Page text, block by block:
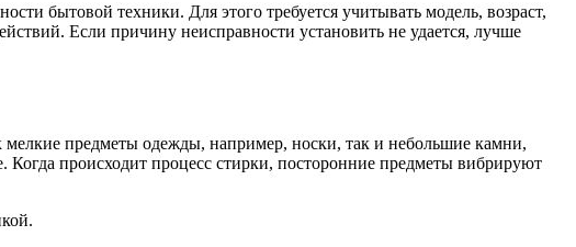
бытовой техники. Для этого требуется учитывать модель, возраст,
Если причину неисправности установить не удается, лучше
мелкие предметы одежды, например, носки, так и небольшие камни,
происходит процесс стирки, посторонние предметы вибрируют